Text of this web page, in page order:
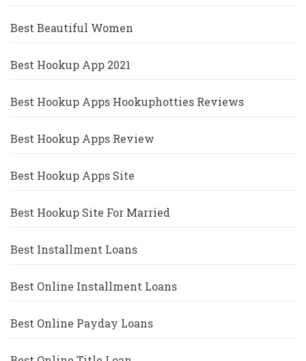
Best Beautiful Women
Best Hookup App 2021
Best Hookup Apps Hookuphotties Reviews
Best Hookup Apps Review
Best Hookup Apps Site
Best Hookup Site For Married
Best Installment Loans
Best Online Installment Loans
Best Online Payday Loans